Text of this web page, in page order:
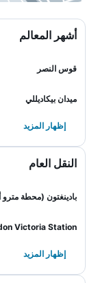
أشهر المعالم
قوس النصر
ميدان بيكاديللي
إظهار المزيد
النقل العام
بادينغتون (محطة مترو
Victoria Station
إظهار المزيد